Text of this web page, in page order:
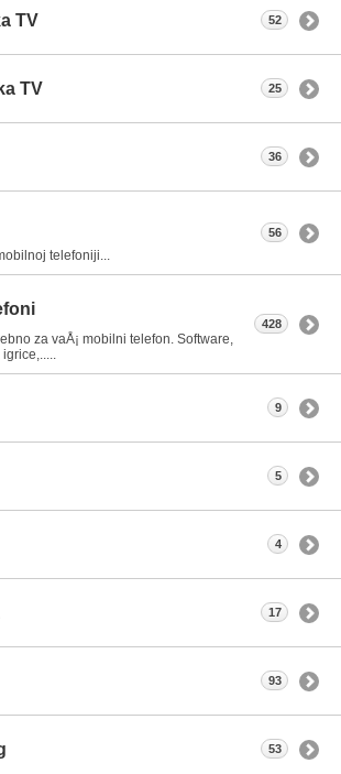
TV 52
TV 25
36
telefoniji...
56
za vaÅ¡ mobilni telefon. Software,
428
9
5
4
17
93
53